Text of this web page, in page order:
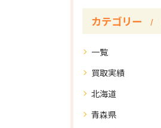
カテゴリー
一覧
買取実績
北海道
青森県